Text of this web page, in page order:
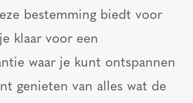
bestemming biedt voor
klaar voor een
waar je kunt ontspannen
genieten van alles wat de